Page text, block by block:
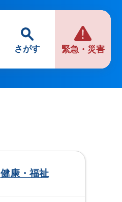
さがす 緊急・災害
健康・福祉